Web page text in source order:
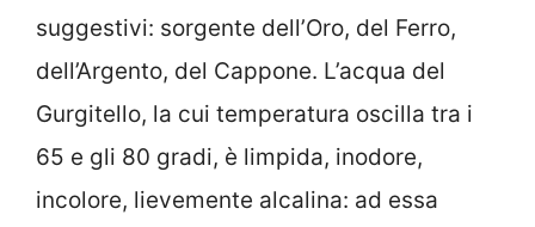
suggestivi: sorgente dell’Oro, del Ferro,
dell’Argento, del Cappone. L’acqua del
Gurgitello, la cui temperatura oscilla tra i
65 e gli 80 gradi, è limpida, inodore,
incolore, lievemente alcalina: ad essa